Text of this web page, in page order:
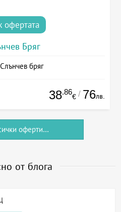
офертата
Бряг
бряг
38.86
€ / 76лв.
оферти...
от блога